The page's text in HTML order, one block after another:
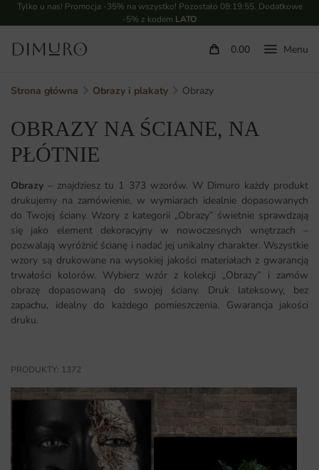
Tylko u nas! Promocja -35% na wszystko! Pozostało 08:19:52. Dodatkowe
-5% z kodem LATO
0.00
Strona główna Obrazy i plakaty Obrazy
OBRAZY NA ŚCIANE, NA
PŁÓTNIE
Obrazy – znajdziesz tu 1 373 wzorów. W Dimuro każdy produkt
drukujemy na zamówienie, w wymiarach idealnie dopasowanych
do Twojej ściany. Wzory z kategorii „Obrazy” świetnie sprawdzają
się jako element dekoracyjny w nowoczesnych wnętrzach –
pozwalają wyróżnić ścianę i nadać jej unikalny charakter. Wszystkie
wzory są drukowane na wysokiej jakości materiałach z gwarancją
trwałości kolorów. Wybierz wzór z kolekcji „Obrazy” i zamów
obrazę dopasowaną do swojej ściany. Druk lateksowy, bez
zapachu, idealny do każdego pomieszczenia. Gwarancja jakości
druku.
PRODUKTY: 1372